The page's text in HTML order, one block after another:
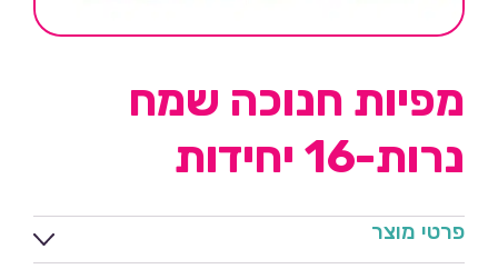
מפיות חנוכה שמח
נרות-16 יחידות
פרטי מוצר